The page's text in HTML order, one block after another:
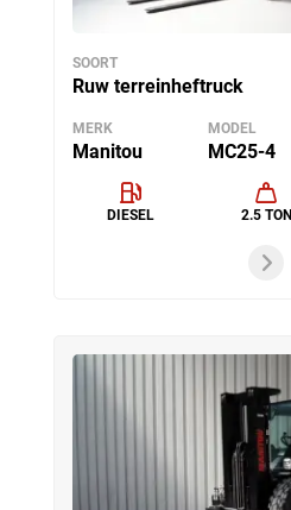
SOORT
Ruw terreinheftruck
MERK
Manitou
MODEL
MC25-4
DIESEL 2.5 TON